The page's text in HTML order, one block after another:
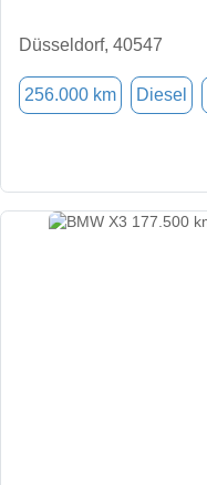
Düsseldorf, 40547
256.000 km Diesel